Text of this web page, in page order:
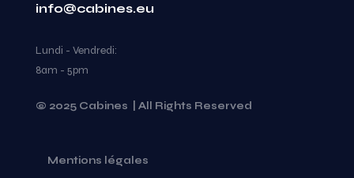
info@cabines.eu
Lundi - Vendredi:
8am - 5pm
© 2025 Cabines | All Rights Reserved
Mentions légales